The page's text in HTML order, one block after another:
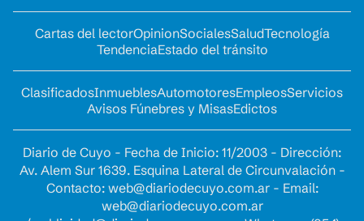
Cartas del lectorOpinionSocialesSaludTecnología
TendenciaEstado del tránsito
ClasificadosInmueblesAutomotoresEmpleosServicios
Avisos Fúnebres y MisasEdictos
Diario de Cuyo - Fecha de Inicio: 11/2003 - Dirección:
Av. Alem Sur 1639. Esquina Lateral de Circunvalación -
Contacto: web@diariodecuyo.com.ar- Email:
web@diariodecuyo.com.ar